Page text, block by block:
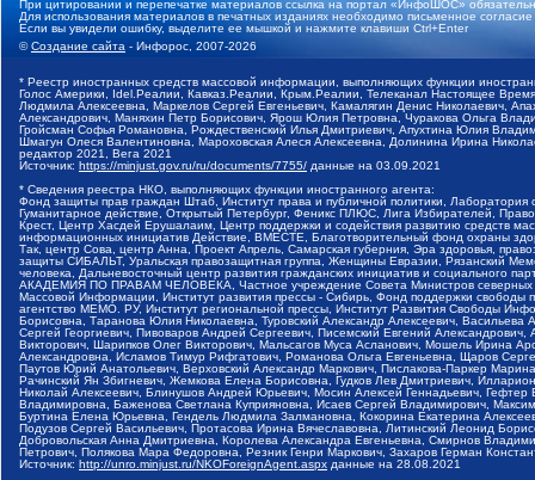
При цитировании и перепечатке материалов ссылка на портал «ИнфоШОС»
Для использования материалов в печатных изданиях необходимо письменное
Если вы увидели ошибку, выделите ее мышкой и нажмите клавиши Ctrl+Enter
©Создание сайта - Инфорос, 2007-2026
* Реестр иностранных средств массовой информации, выполняющих функции
Голос Америки, Idel.Реалии, Кавказ.Реалии, Крым.Реалии, Телеканал Настоящее
Людмила Алексеевна, Маркелов Сергей Евгеньевич, Камалягин Денис Николаевич,
Александрович, Маняхин Петр Борисович, Ярош Юлия Петровна, Чуракова Ольга
Гройсман Софья Романовна, Рождественский Илья Дмитриевич, Апухтина Юлия
Шмагун Олеся Валентиновна, Мароховская Алеся Алексеевна, Долинина Ирина
редактор 2021, Вега 2021
Источник: https://minjust.gov.ru/ru/documents/7755/ данные на 03.09.2021
* Сведения реестра НКО, выполняющих функции иностранного агента:
Фонд защиты прав граждан Штаб, Институт права и публичной политики,
Гуманитарное действие, Открытый Петербург, Феникс ПЛЮС, Лига Избирателей,
Крест, Центр Хасдей Ерушалаим, Центр поддержки и содействия развитию средств
информационных инициатив Действие, ВМЕСТЕ, Благотворительный фонд охраны
Так, центр Сова, центр Анна, Проект Апрель, Самарская губерния, Эра здоровья,
защиты СИБАЛЬТ, Уральская правозащитная группа, Женщины Евразии, Рязанский
человека, Дальневосточный центр развития гражданских инициатив и социального
АКАДЕМИЯ ПО ПРАВАМ ЧЕЛОВЕКА, Частное учреждение Совета Министров северных
Массовой Информации, Институт развития прессы - Сибирь, Фонд поддержки
агентство МЕМО. РУ, Институт региональной прессы, Институт Развития Свободы
Борисовна, Таранова Юлия Николаевна, Туровский Александр Алексеевич,
Сергей Георгиевич, Пивоваров Андрей Сергеевич, Писемский Евгений
Викторович, Шарипков Олег Викторович, Мальсагов Муса Асланович, Мошель Ирина
Александровна, Исламов Тимур Рифгатович, Романова Ольга Евгеньевна, Щаров
Паутов Юрий Анатольевич, Верховский Александр Маркович, Пислакова-Паркер
Рачинский Ян Збигневич, Жемкова Елена Борисовна, Гудков Лев Дмитриевич,
Николай Алексеевич, Блинушов Андрей Юрьевич, Мосин Алексей Геннадьевич,
Владимировна, Баженова Светлана Куприяновна, Исаев Сергей Владимирович,
Буртина Елена Юрьевна, Гендель Людмила Залмановна, Кокорина Екатерина
Подузов Сергей Васильевич, Протасова Ирина Вячеславовна, Литинский Леонид
Добровольская Анна Дмитриевна, Королева Александра Евгеньевна, Смирнов
Петрович, Полякова Мара Федоровна, Резник Генри Маркович, Захаров Герман
Источник: http://unro.minjust.ru/NKOForeignAgent.aspx данные на 28.08.2021